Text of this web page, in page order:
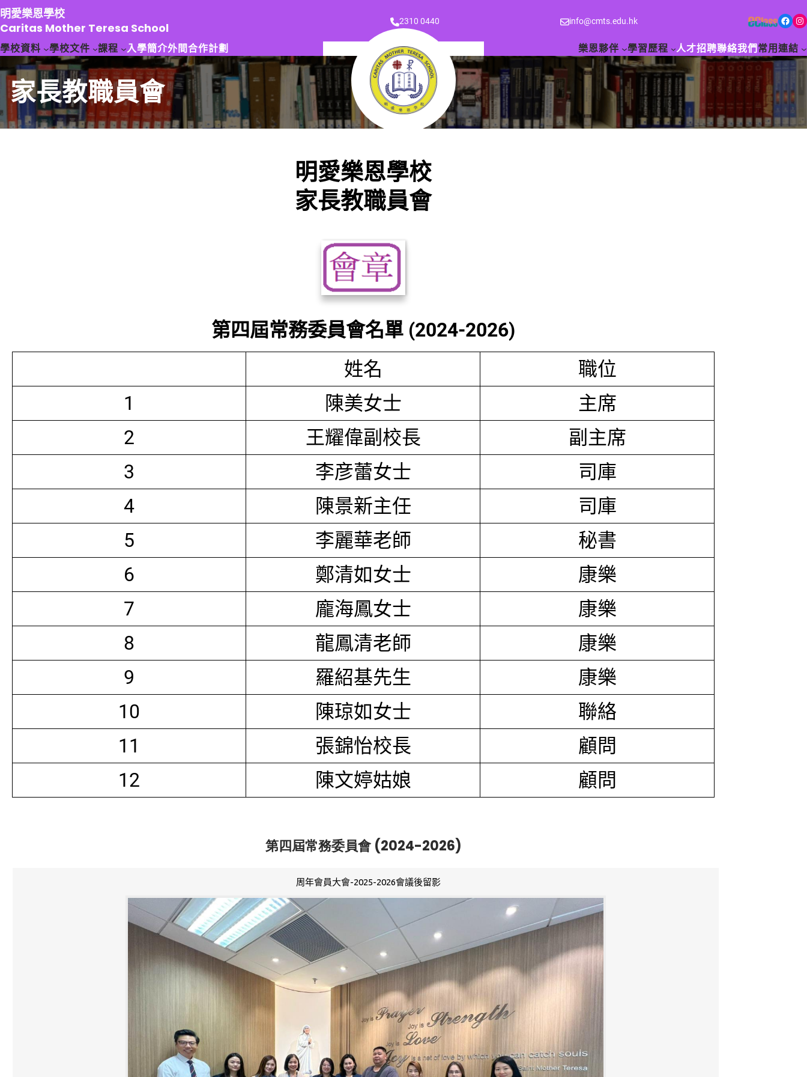
跳
至
主
要
容
明愛樂恩學校
Caritas Mother Teresa School
2310 0440 info@cmts.edu.hk Facebook Instagram
學校資料 學校文件 課程 入學簡介外間合作計劃 樂恩夥伴 學習歷程 人才招聘聯絡我們 常用連結
家長教職員會
明愛樂恩學校
家長教職員會
第四屆常務委員會名單 (2024-2026)
姓名
職位
1
陳美女士
主席
2
王耀偉副校長
副主席
3
李彦蕾女士
司庫
4
陳景新主任
司庫
5
李麗華老師
秘書
6
鄭清如女士
康樂
7
龐海鳳女士
康樂
8
龍鳳清老師
康樂
9
羅紹基先生
康樂
10
陳琼如女士
聯絡
11
張錦怡校長
顧問
12
陳文婷姑娘 顧問
第四屆常務委員會 (2024-2026)
周年會員大會-2025-2026會議後留影